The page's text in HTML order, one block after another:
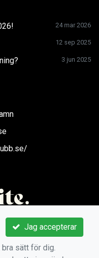
24 mar 2026
12 sep 2025
3 jun 2025
Jag accepterar
sätt för dig.